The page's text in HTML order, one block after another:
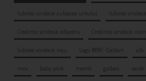
Iubirea vindecă- culoarea untului
Iubirea
Credința vindecă- albastru
Credința vindecă-
Iubirea vindecă- roșu
Logo MNF- Cyclam alb
mov
baby pink mentă galben verde